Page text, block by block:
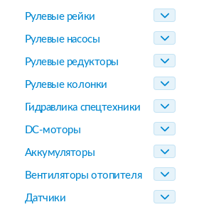
Рулевые рейки
Рулевые насосы
Рулевые редукторы
Рулевые колонки
Гидравлика спецтехники
DC-моторы
Аккумуляторы
Вентиляторы отопителя
Датчики